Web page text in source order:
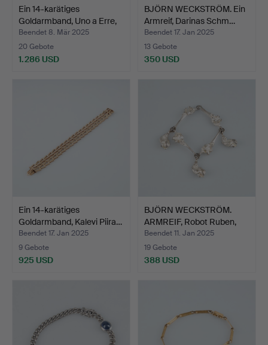
Ein 14-karätiges
Goldarmband, Uno a Erre,
…
Beendet 8. Mär 2025
20 Gebote
1.286 USD
BJÖRN WECKSTRÖM. Ein
Armreif, Darinas Schm…
Beendet 17. Jan 2025
13 Gebote
350 USD
Ein 14-karätiges
Goldarmband, Kalevi Piira…
Beendet 17. Jan 2025
9 Gebote
925 USD
BJÖRN WECKSTRÖM.
ARMREIF, Robot Ruben,
Sil…
Beendet 11. Jan 2025
19 Gebote
388 USD